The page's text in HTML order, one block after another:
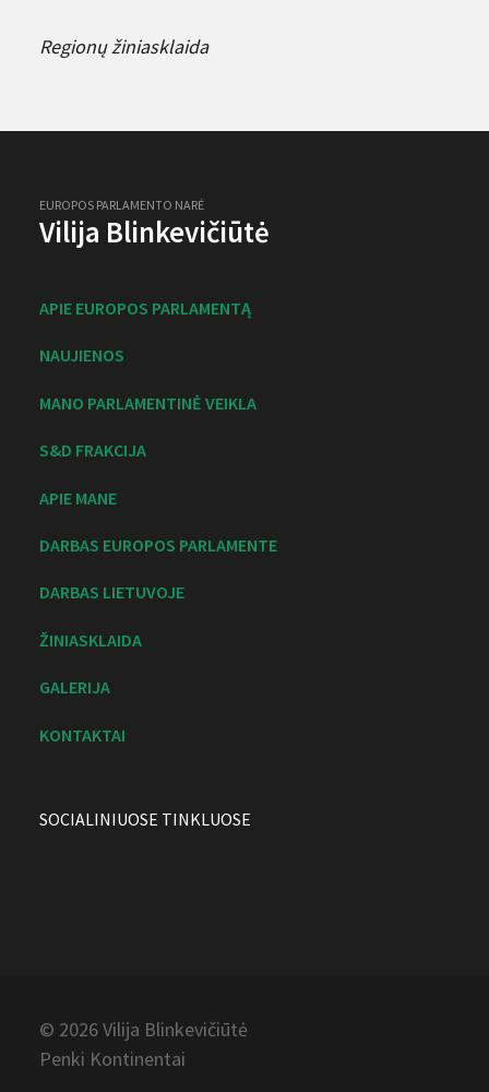
Regionų žiniasklaida
EUROPOS PARLAMENTO NARĖ
Vilija Blinkevičiūtė
APIE EUROPOS PARLAMENTĄ
NAUJIENOS
MANO PARLAMENTINĖ VEIKLA
S&D FRAKCIJA
APIE MANE
DARBAS EUROPOS PARLAMENTE
DARBAS LIETUVOJE
ŽINIASKLAIDA
GALERIJA
KONTAKTAI
SOCIALINIUOSE TINKLUOSE
© 2026 Vilija Blinkevičiūtė
Penki Kontinentai